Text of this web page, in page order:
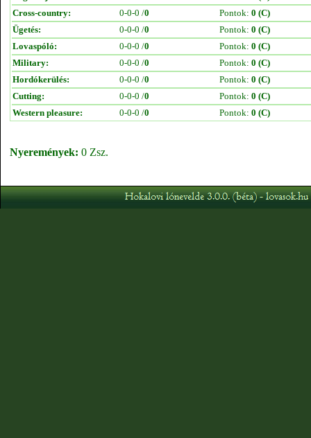
Cross-country:
0-0-0 /0 Pontok: 0 (C)
Ügetés:
0-0-0 /0 Pontok: 0 (C)
Lovaspóló:
0-0-0 /0 Pontok: 0 (C)
Military:
0-0-0 /0 Pontok: 0 (C)
Hordókerülés:
0-0-0 /0 Pontok: 0 (C)
Cutting:
0-0-0 /0 Pontok: 0 (C)
Western pleasure:
0-0-0 /0 Pontok: 0 (C)
Nyeremények: 0 Zsz.